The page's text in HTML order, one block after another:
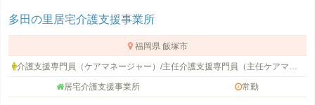
多田の里居宅介護支援事業所
福岡県 飯塚市
介護支援専門員（ケアマネージャー）/主任介護支援専門員（主任ケアマネージャー）
居宅介護支援事業所 常勤